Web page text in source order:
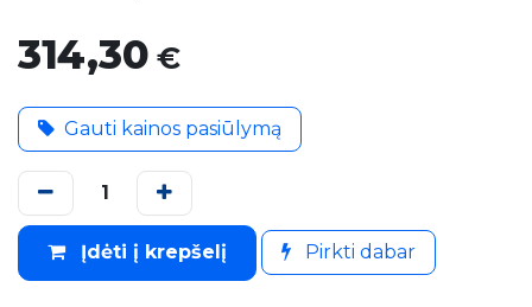
314,30 €
Gauti kainos pasiūlymą
Įdėti į krepšelį Pirkti dabar